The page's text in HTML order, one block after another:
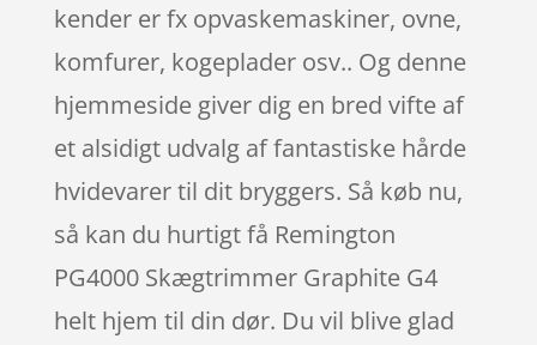
kender er fx opvaskemaskiner, ovne,
komfurer, kogeplader osv.. Og denne
hjemmeside giver dig en bred vifte af
et alsidigt udvalg af fantastiske hårde
hvidevarer til dit bryggers. Så køb nu,
så kan du hurtigt få Remington
PG4000 Skægtrimmer Graphite G4
helt hjem til din dør. Du vil blive glad